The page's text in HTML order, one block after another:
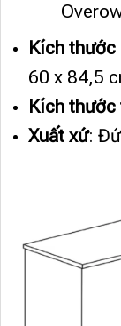
Kích thước
60 x 84,5
Kích
Xuất xứ: